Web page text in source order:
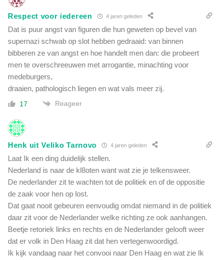
Respect voor iedereen 4 jaren geleden
Dat is puur angst van figuren die hun geweten op bevel van
supernazi schwab op slot hebben gedraaid: van binnen
bibberen ze van angst en hoe handelt men dan: die probeert
men te overschreeuwen met arrogantie, minachting voor
medeburgers,
draaien, pathologisch liegen en wat vals meer zij.
17 Reageer
Henk uit Veliko Tarnovo 4 jaren geleden
Laat Ik een ding duidelijk stellen.
Nederland is naar de kl8oten want wat zie je telkensweer.
De nederlander zit te wachten tot de politiek en of de oppositie
de zaak voor hen op lost.
Dat gaat nooit gebeuren eenvoudig omdat niemand in de politiek
daar zit voor de Nederlander welke richting ze ook aanhangen.
Beetje retoriek links en rechts en de Nederlander gelooft weer
dat er volk in Den Haag zit dat hen vertegenwoordigd.
Ik kijk vandaag naar het convooi naar Den Haag en wat zie Ik